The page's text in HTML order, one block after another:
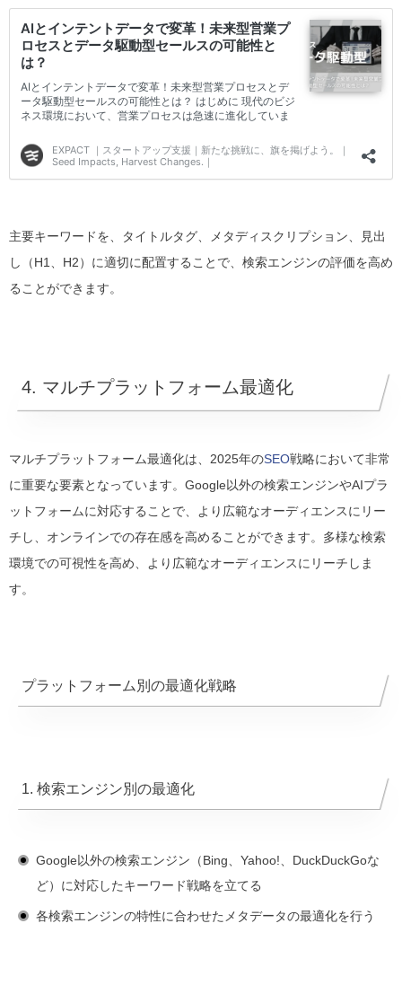
主要キーワードを、タイトルタグ、メタディスクリプション、見出
し（H1、H2）に適切に配置することで、検索エンジンの評価を高め
ることができます。
4. マルチプラットフォーム最適化
マルチプラットフォーム最適化は、2025年のSEO戦略において非常
に重要な要素となっています。Google以外の検索エンジンやAIプラ
ットフォームに対応することで、より広範なオーディエンスにリー
チし、オンラインでの存在感を高めることができます。多様な検索
環境での可視性を高め、より広範なオーディエンスにリーチしま
す。
プラットフォーム別の最適化戦略
1. 検索エンジン別の最適化
Google以外の検索エンジン（Bing、Yahoo!、DuckDuckGoな
ど）に対応したキーワード戦略を立てる
各検索エンジンの特性に合わせたメタデータの最適化を行う